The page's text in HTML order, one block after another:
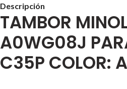
Descripción
TAMBOR
A0WG08J
C35P COLOR: